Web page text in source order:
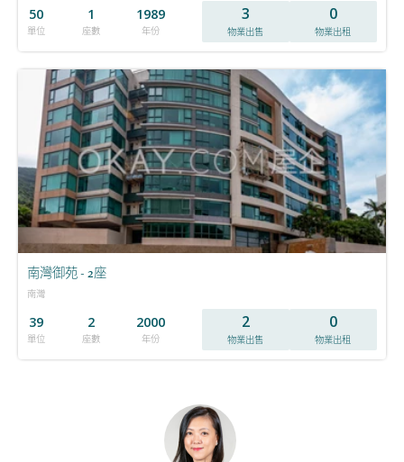
50
單位
1
座數
1989
年份
3
物業出售
0
物業出租
南灣御苑 - 2座
南灣
39
單位
2
座數
2000
年份
2
物業出售
0
物業出租